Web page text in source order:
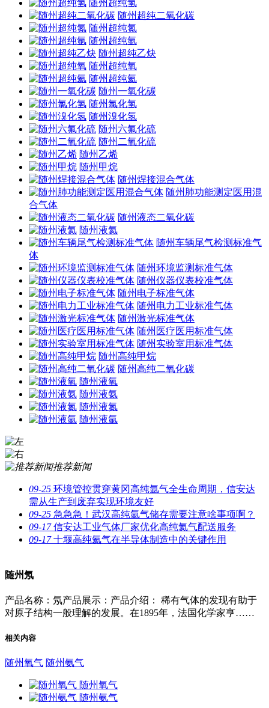
随州超纯氢
随州超纯二氧化碳
随州超纯氮
随州超纯氩
随州超纯乙炔
随州超纯氧
随州超纯氦
随州一氧化碳
随州氯化氢
随州溴化氢
随州六氟化硫
随州二氧化硫
随州乙烯
随州甲烷
随州焊接混合气体
随州肺功能测定医用混
合气体
随州液态二氧化碳
随州液氦
随州车辆尾气检测标准气
体
随州环境监测标准气体
随州仪器仪表校准气体
随州电子标准气体
随州电力工业标准气体
随州激光标准气体
随州医疗医用标准气体
随州实验室用标准气体
随州高纯甲烷
随州高纯二氧化碳
随州液氧
随州液氨
随州液氮
随州液氩
推荐新闻
09-25 环境管控贯穿黄冈高纯氩气全生命周期，信安达
需从生产到废弃实现环境友好
09-25 急急急！武汉高纯氩气储存需要注意啥事项啊？
09-17信安达工业气体厂家优化高纯氦气配送服务
09-17十堰高纯氦气在半导体制造中的关键作用
随州氖
产品名称：氖产品展示：产品介绍： 稀有气体的发现有助于
对原子结构一般理解的发展。在1895年，法国化学家亨……
相关内容
随州氧气 随州氨气
随州氧气
随州氨气